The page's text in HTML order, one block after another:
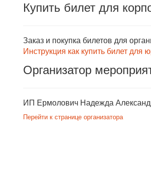
Купить билет для
Заказ и покупка билетов для
Инструкция как купить билет для
Организатор
ИП Ермолович Надежда
Перейти к странице организатора